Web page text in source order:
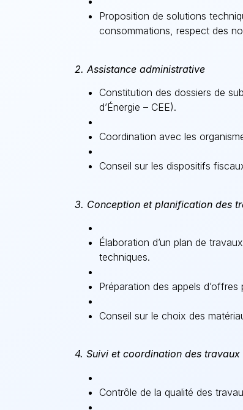
Proposition de solutions
consommations, respect des
2. Assistance administrative
Constitution des dossiers de
d’Énergie – CEE).
Coordination avec les
Conseil sur les dispositifs
3. Conception et planification des
Élaboration d’un plan de
techniques.
Préparation des appels
Conseil sur le choix des
4. Suivi et coordination des travaux
Contrôle de la qualité des